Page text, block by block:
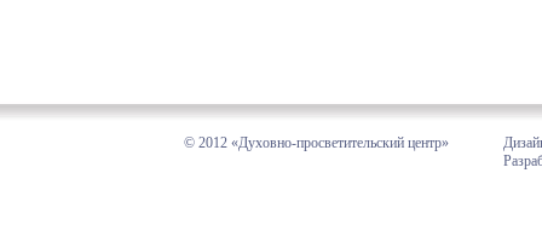
© 2012 «Духовно-просветительский центр»